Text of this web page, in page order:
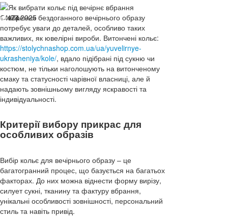
14.03.2025
474
Створення бездоганного вечірнього образу
потребує уваги до деталей, особливо таких
важливих, як ювелірні вироби. Витончені кольє:
https://stolychnashop.com.ua/ua/yuvelirnye-
ukrasheniya/kole/, вдало підібрані під сукню чи
костюм, не тільки наголошують на витонченому
смаку та статусності чарівної власниці, але й
надають зовнішньому вигляду яскравості та
індивідуальності.
Критерії вибору прикрас для
особливих образів
Вибір кольє для вечірнього образу – це
багатогранний процес, що базується на багатьох
факторах. До них можна віднести форму вирізу,
силует сукні, тканину та фактуру вбрання,
унікальні особливості зовнішності, персональний
стиль та навіть привід.